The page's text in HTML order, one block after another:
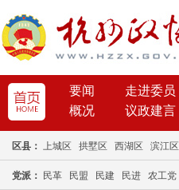
要闻 走进委员
概况
议政建言
区县： 上城区 拱墅区 西湖区 滨江区
党派： 民革 民盟 民建 民进 农工党